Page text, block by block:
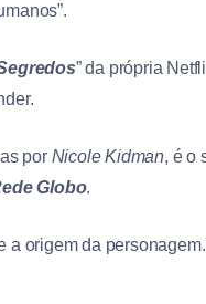
” da própria
por Nicole Kidman, é o
Globo.
a origem da personagem.